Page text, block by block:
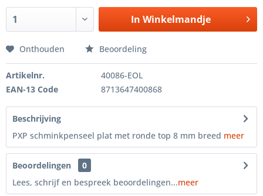
In Winkelmandje
Onthouden Beoordeling
Artikelnr.
40086-EOL
EAN-13 Code
8713647400868
Beschrijving
PXP schminkpenseel plat met ronde top 8 mm breed meer
Beoordelingen
0
Lees, schrijf en bespreek beoordelingen...meer